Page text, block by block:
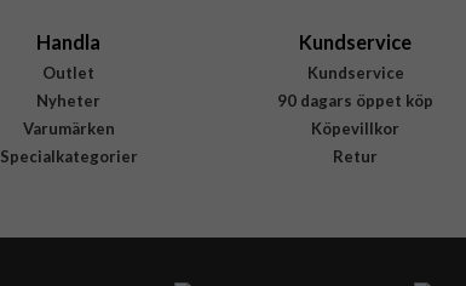
Handla
Outlet
Nyheter
Varumärken
Specialkategorier
Kundservice
Kundservice
90 dagars öppet köp
Köpevillkor
Retur